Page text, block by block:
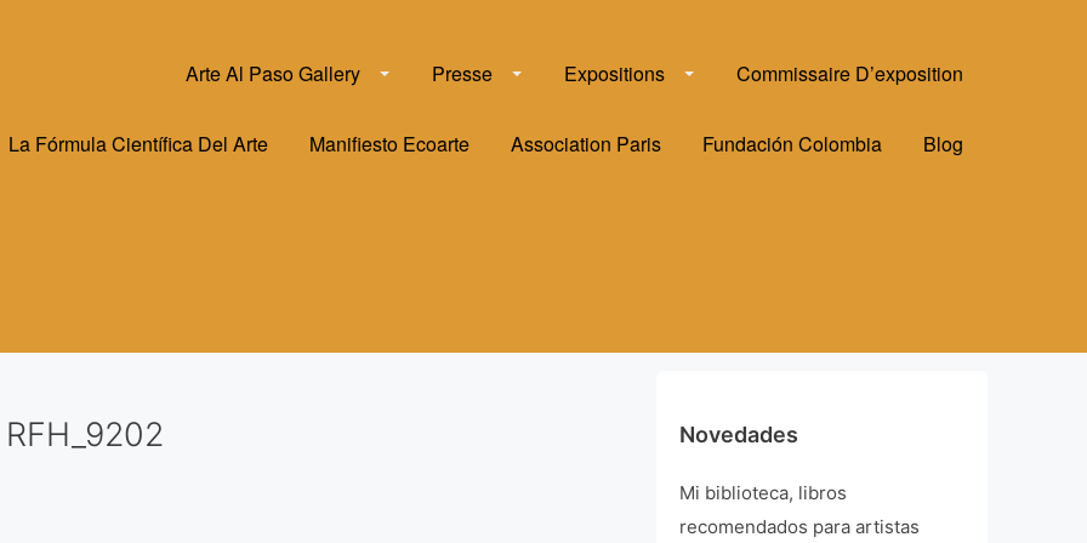
Arte Al Paso Gallery Presse Expositions Commissaire D’exposition
La Fórmula Científica Del Arte Manifiesto Ecoarte Association Paris Fundación Colombia Blog
RFH_9202 Novedades
Mi biblioteca, libros
recomendados para artistas